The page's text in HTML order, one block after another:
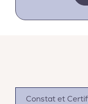
Constat et